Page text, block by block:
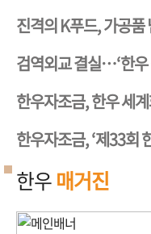
검역외교 결실…‘한우
한우자조금, ‘제33회
한우매거진